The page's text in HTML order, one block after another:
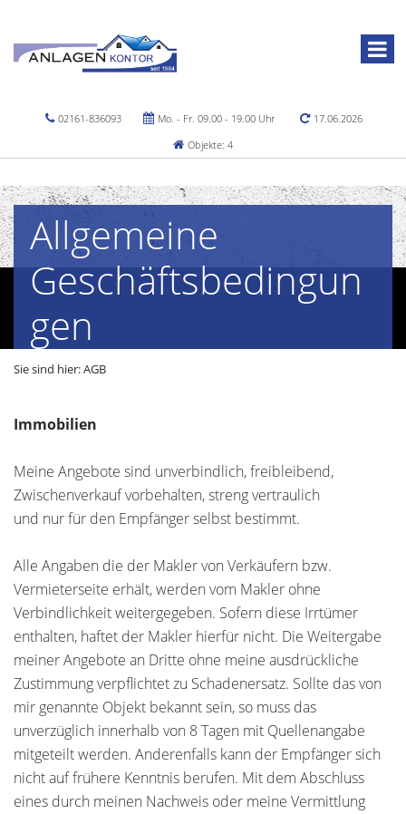
02161-836093 Mo. - Fr. 09.00 - 19.00 Uhr
17.06.2026
Objekte: 4
Allgemeine
Geschäftsbedingun
gen
Sie sind hier:AGB
Immobilien
Meine Angebote sind unverbindlich, freibleibend,
Zwischenverkauf vorbehalten, streng vertraulich
und nur für den Empfänger selbst bestimmt.
Alle Angaben die der Makler von Verkäufern bzw.
Vermieterseite erhält, werden vom Makler ohne
Verbindlichkeit weitergegeben. Sofern diese Irrtümer
enthalten, haftet der Makler hierfür nicht. Die Weitergabe
meiner Angebote an Dritte ohne meine ausdrückliche
Zustimmung verpflichtet zu Schadenersatz. Sollte das von
mir genannte Objekt bekannt sein, so muss das
unverzüglich innerhalb von 8 Tagen mit Quellenangabe
mitgeteilt werden. Anderenfalls kann der Empfänger sich
nicht auf frühere Kenntnis berufen. Mit dem Abschluss
eines durch meinen Nachweis oder meine Vermittlung